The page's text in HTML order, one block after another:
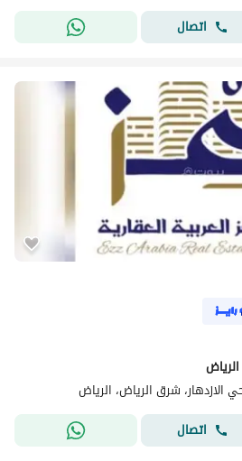
اتصال
الازدهار، شرق الرياض، الرياض
اتصال